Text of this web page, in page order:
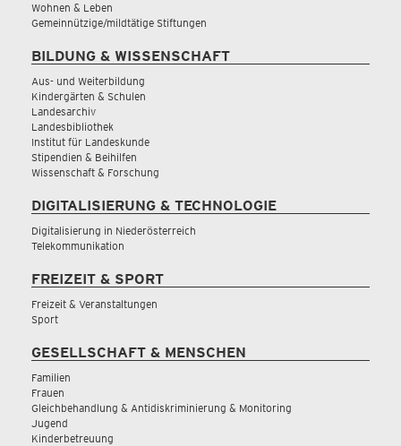
Wohnen & Leben
Gemeinnützige/mildtätige Stiftungen
BILDUNG & WISSENSCHAFT
Aus- und Weiterbildung
Kindergärten & Schulen
Landesarchiv
Landesbibliothek
Institut für Landeskunde
Stipendien & Beihilfen
Wissenschaft & Forschung
DIGITALISIERUNG & TECHNOLOGIE
Digitalisierung in Niederösterreich
Telekommunikation
FREIZEIT & SPORT
Freizeit & Veranstaltungen
Sport
GESELLSCHAFT & MENSCHEN
Familien
Frauen
Gleichbehandlung & Antidiskriminierung & Monitoring
Jugend
Kinderbetreuung